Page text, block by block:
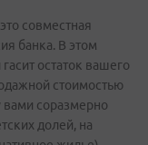
совместная
банка. В этом
остаток вашего
стоимостью
соразмерно
долей, на